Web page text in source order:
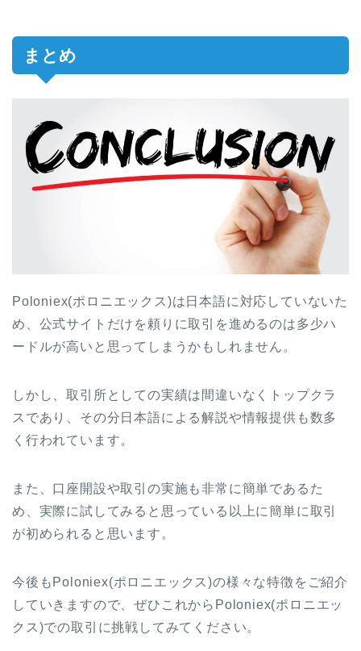
まとめ
Poloniex(ポロニエックス)は日本語に対応していないた
め、公式サイトだけを頼りに取引を進めるのは多少ハ
ードルが高いと思ってしまうかもしれません。
しかし、取引所としての実績は間違いなくトップクラ
スであり、その分日本語による解説や情報提供も数多
く行われています。
また、口座開設や取引の実施も非常に簡単であるた
め、実際に試してみると思っている以上に簡単に取引
が初められると思います。
今後もPoloniex(ポロニエックス)の様々な特徴をご紹介
していきますので、ぜひこれからPoloniex(ポロニエッ
クス)での取引に挑戦してみてください。